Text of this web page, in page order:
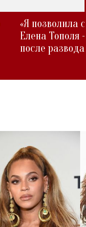
«Я позволила
Елена Тополя
после развода